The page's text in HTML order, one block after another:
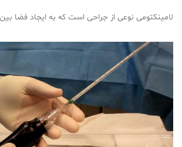
لامینکتومی نوعی از جراحی است که به ایجاد فضا بین